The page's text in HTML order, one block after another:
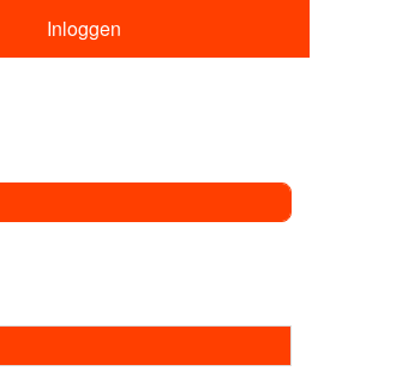
Inloggen